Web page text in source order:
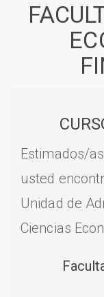
Estimados/
usted
Unidad de
Ciencias